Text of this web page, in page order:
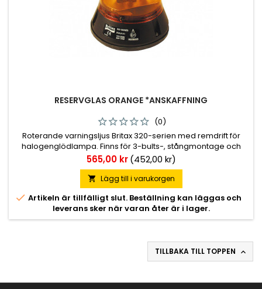
RESERVGLAS ORANGE *ANSKAFFNING
(0)
Roterande varningsljus Britax 320-serien med remdrift för
halogenglödlampa. Finns för 3-bults-, stångmontage och
även magnetfäste och plug in. Glödlampa: H1, ingår ej.
Pris
565,00 kr (452,00 kr)
 Lägg till i varukorgen
 Artikeln är tillfälligt slut. Beställning kan läggas och
leverans sker när varan åter är i lager.
TILLBAKA TILL TOPPEN 